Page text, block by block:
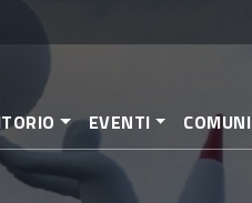
al
principal
EVENTI COMUNI